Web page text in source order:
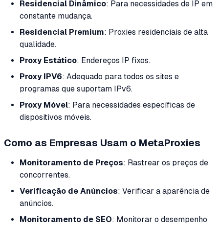
Residencial Dinâmico: Para necessidades de IP em
constante mudança.
Residencial Premium: Proxies residenciais de alta
qualidade.
Proxy Estático: Endereços IP fixos.
Proxy IPV6: Adequado para todos os sites e
programas que suportam IPv6.
Proxy Móvel: Para necessidades específicas de
dispositivos móveis.
Como as Empresas Usam o MetaProxies
Monitoramento de Preços: Rastrear os preços de
concorrentes.
Verificação de Anúncios: Verificar a aparência de
anúncios.
Monitoramento de SEO: Monitorar o desempenho